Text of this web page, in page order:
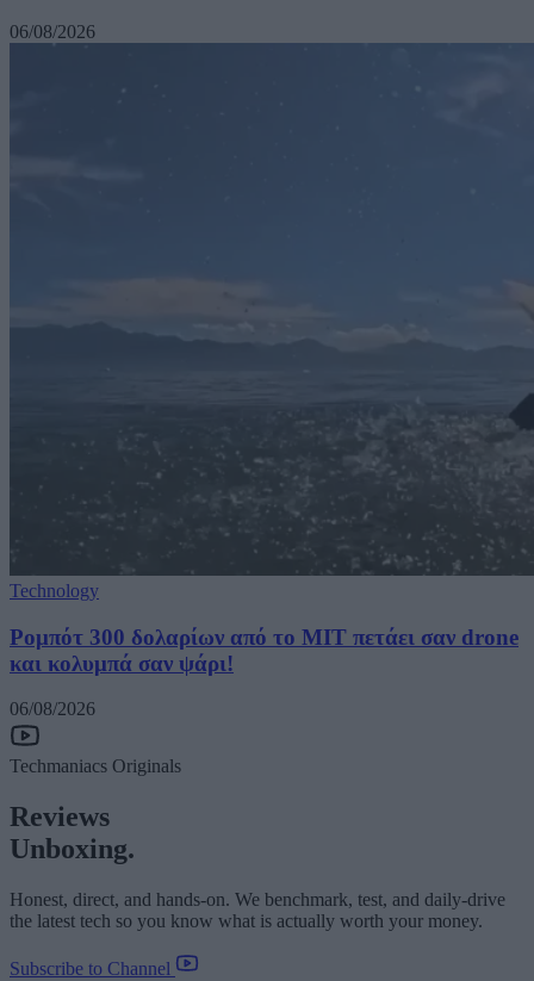
06/08/2026
Technology
Ρομπότ 300 δολαρίων από το MIT πετάει σαν drone
και κολυμπά σαν ψάρι!
06/08/2026
Techmaniacs Originals
Reviews
Unboxing.
Honest, direct, and hands-on. We benchmark, test, and daily-drive
the latest tech so you know what is actually worth your money.
Subscribe to Channel